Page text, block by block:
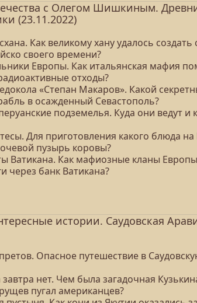
с Олегом Шишкиным.
(23.11.2022)
Как великому хану удалось создать
своего времени?
Европы. Как итальянская мафия
отходы?
«Степан Макаров». Какой
в осажденный Севастополь?
подземелья. Куда они ведут и
Для приготовления какого блюда на
пузырь коровы?
Ватикана. Как мафиозные кланы Европы
через банк Ватикана?
истории. Саудовская
Опасное путешествие в
завтра нет. Чем была загадочная
пугал американцев?